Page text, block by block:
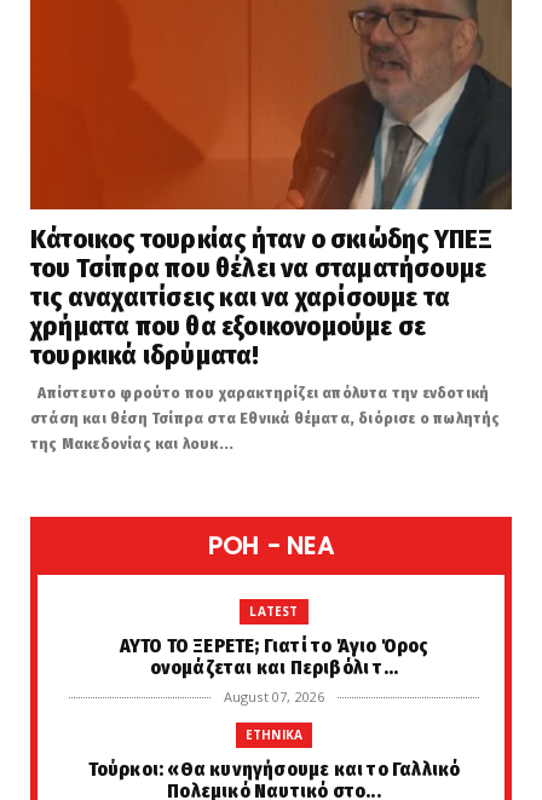
Κάτοικος τουρκίας ήταν ο σκιώδης ΥΠΕΞ
του Τσίπρα που θέλει να σταματήσουμε
τις αναχαιτίσεις και να χαρίσουμε τα
χρήματα που θα εξοικονομούμε σε
τουρκικά ιδρύματα!
Απίστευτο φρούτο που χαρακτηρίζει απόλυτα την ενδοτική
στάση και θέση Τσίπρα στα Εθνικά θέματα, διόρισε ο πωλητής
της Μακεδονίας και λουκ...
POH - NEA
LATEST
ΑΥΤΟ ΤΟ ΞΕΡΕΤΕ; Γιατί το Άγιο Όρος
ονομάζεται και Περιβόλι τ...
August 07, 2026
ETHNIKA
Τούρκοι: «Θα κυνηγήσουμε και το Γαλλικό
Πολεμικό Ναυτικό στο...